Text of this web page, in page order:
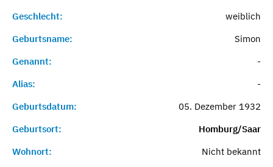
Geschlecht:
weiblich
Geburtsname:
Simon
Genannt:
-
Alias:
-
Geburtsdatum:
05. Dezember 1932
Geburtsort:
Homburg/Saar
Wohnort:
Nicht bekannt